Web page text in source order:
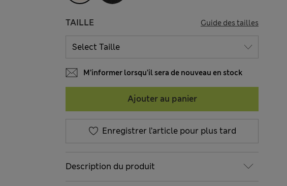
TAILLE Guide des tailles
M’informer lorsqu’il sera de nouveau en stock
Ajouter au panier
Enregistrer l’article pour plus tard
Description du produit